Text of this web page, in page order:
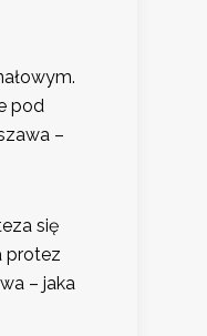
pod
–
się
protez
– jaka